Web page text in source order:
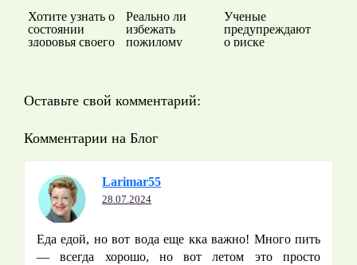
Хотите узнать о
состоянии
здоровья своего
Реально ли
избежать
пожилому
Ученые
предупреждают
о риске
Оставьте свой комментарий:
Комментарии на Блог
Larimar55
28.07.2024
Еда едой, но вот вода еще кка важно! Много пить
— всегда хорошо, но вот летом это просто